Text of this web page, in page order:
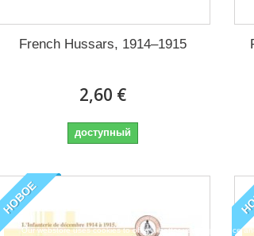
French Hussars, 1914–1915
2,60 €
доступный
НОВОЕ
Our webstore uses cookies to offer a better user experience